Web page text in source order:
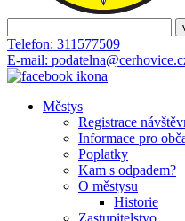
Telefon: 311577509
E-mail:
Městys
Registrace
Informace pro
Poplatky
Kam s odpadem?
O městysu
Historie
Zastupitelstvo